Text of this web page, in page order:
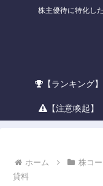
株主優待に特化し
【ランキング】
【注意喚起】
ホーム 株コー
貸料